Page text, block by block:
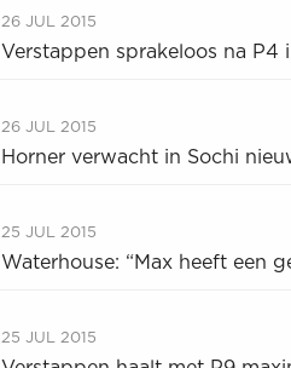
26 JUL 2015
Verstappen sprakeloos na P4
26 JUL 2015
Horner verwacht in Sochi
25 JUL 2015
Waterhouse: “Max heeft een
25 JUL 2015